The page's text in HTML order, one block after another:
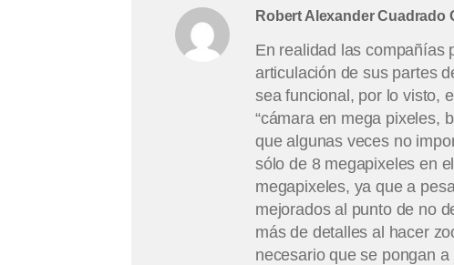
Robert Alexander Cuadrado
En realidad las compañías
articulación de sus partes
sea funcional, por lo visto,
“cámara en mega pixeles,
que algunas veces no
sólo de 8 megapixeles en
megapixeles, ya que a
mejorados al punto de no
más de detalles al hacer
necesario que se pongan